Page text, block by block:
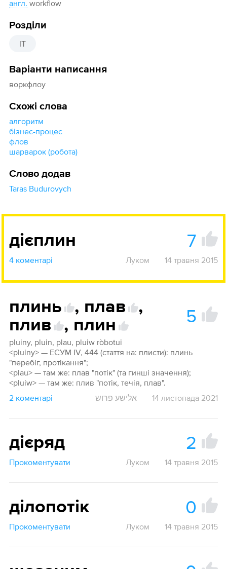
англ. workflow
Розділи
IT
Варіанти написання
воркфлоу
Схожі слова
алгоритм
бізнес-процес
флов
шарварок (робота)
Слово додав
Taras Budurovych
дієплин 7
4 коментарі Луком 14 травня 2015
плинь , плав
,
плив
, плин 5
pluiny, pluin, plau, pluiw ròbotui
<pluiny> — ЕСУМ IV, 444 (стаття на: плисти): плинь
"перебіг, протікання";
<plau> — там же: плав "потік" (та гинші значення);
<pluiw> — там же: плив "потік, течія, плав".
2 коментарі
אלישע פרוש 14 листопада 2021
дієряд 2
Прокоментувати Луком 14 травня 2015
ділопотік 0
Прокоментувати Луком 14 травня 2015